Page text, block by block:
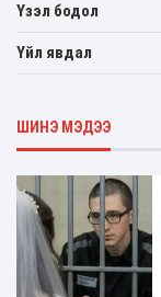
Үзэл бодол
Үйл явдал
ШИНЭ МЭДЭЭ